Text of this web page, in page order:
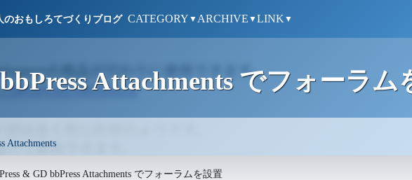
のおもしろてづくりブログ CATEGORY ▼ ARCHIVE ▼LINK ▼
Attachments でフォーラム
Attachments
& GD bbPress Attachments でフォーラムを設置